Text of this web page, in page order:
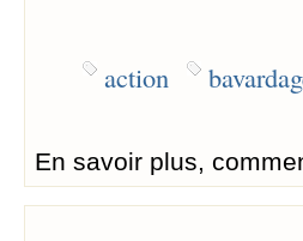
action
En savoir plus,